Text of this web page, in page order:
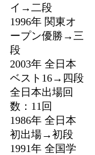
イ→二段
1996年 関東オ
ープン優勝→三
段
2003年 全日本
ベスト16→四段
全日本出場回
数：11回
1986年 全日本
初出場→初段
1991年 全国学